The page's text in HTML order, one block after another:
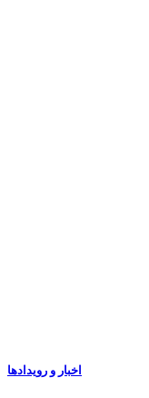
اخبار و رویدادها